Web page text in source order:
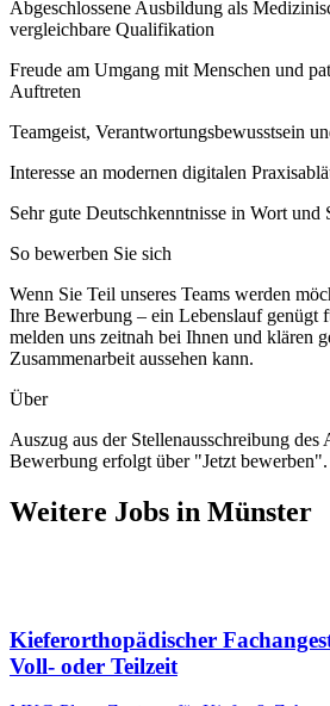
Abgeschlossene Ausbildung als
vergleichbare Qualifikation
Freude am Umgang mit Menschen und
Auftreten
Teamgeist, Verantwortungsbewusstsein
Interesse an modernen digitalen
Sehr gute Deutschkenntnisse in Wort und
So bewerben Sie sich
Wenn Sie Teil unseres Teams werden
Ihre Bewerbung – ein Lebenslauf genügt
melden uns zeitnah bei Ihnen und klären
Zusammenarbeit aussehen kann.
Über
Auszug aus der Stellenausschreibung des
Bewerbung erfolgt über "Jetzt bewerben".
Weitere Jobs in Münster
Kieferorthopädischer
Voll- oder Teilzeit